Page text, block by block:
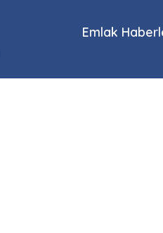
Emlak